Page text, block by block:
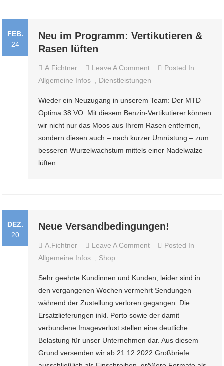
FEB.
24
Neu im Programm: Vertikutieren &
Rasen lüften
A.fichtner Leave A CommentOn
Neu
Programm:
Vertikutieren
&
Rasen
Lüften
Posted In
Allgemeine Infos
Dienstleistungen
Wieder ein Neuzugang in unserem Team: Der MTD
Optima 38 VO. Mit diesem Benzin-Vertikutierer können
wir nicht nur das Moos aus Ihrem Rasen entfernen,
sondern diesen auch – nach kurzer Umrüstung – zum
besseren Wurzelwachstum mittels einer Nadelwalze
lüften.
DEZ.
20
Neue Versandbedingungen!
A.fichtner Leave A CommentOn
Posted In
Allgemeine Infos
Shop
Sehr geehrte Kundinnen und Kunden, leider sind in
den vergangenen Wochen vermehrt Sendungen
während der Zustellung verloren gegangen. Die
Ersatzlieferungen inkl. Porto sowie der damit
verbundene Imageverlust stellen eine deutliche
Belastung für unser Unternehmen dar. Aus diesem
Grund versenden wir ab 21.12.2022 Großbriefe